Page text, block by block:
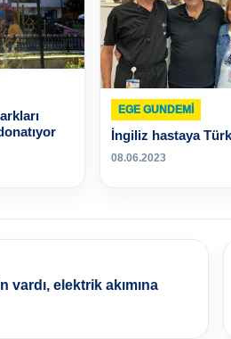
EGE GUNDEMİ
İngiliz hastaya
08.06.2023
vardı, elektrik akımına